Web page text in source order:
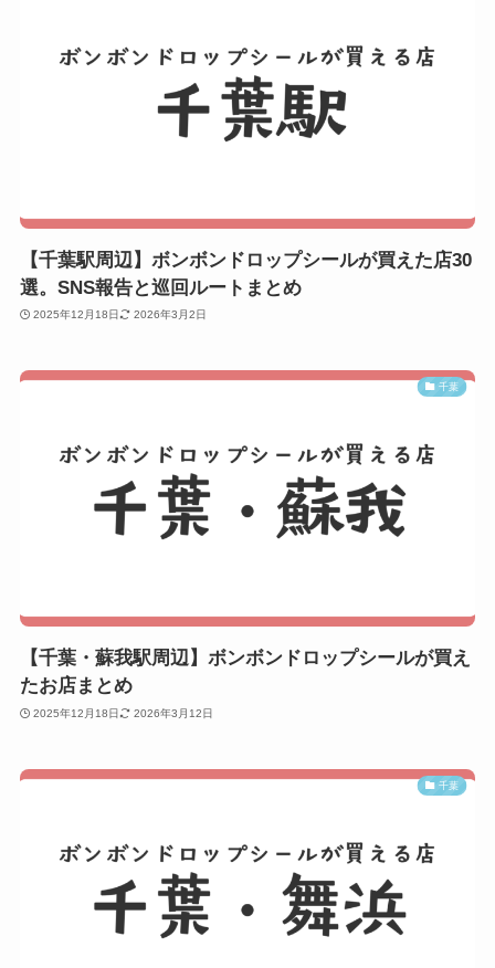
【千葉駅周辺】ボンボンドロップシールが買えた店30
選。SNS報告と巡回ルートまとめ
2025年12月18日 2026年3月2日
千葉
【千葉・蘇我駅周辺】ボンボンドロップシールが買え
たお店まとめ
2025年12月18日 2026年3月12日
千葉